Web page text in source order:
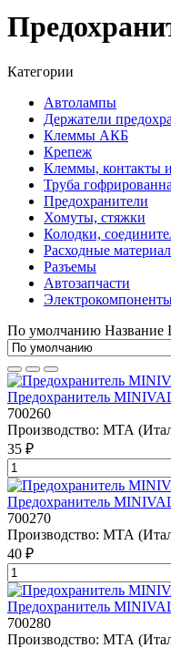
Категории
Автолампы
Держатели
Клеммы АКБ
Крепеж
Клеммы, контакты
Труба
Предохранители
Хомуты, стяжки
Колодки,
Расходные
Разъемы
Автозапчасти
По умолчанию Название
Предохранитель
700260
Производство: МТА
35 ₽
Предохранитель
700270
Производство: МТА
40 ₽
Предохранитель
700280
Производство: МТА